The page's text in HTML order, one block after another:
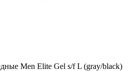
Men Elite Gel s/f L (gray/black)